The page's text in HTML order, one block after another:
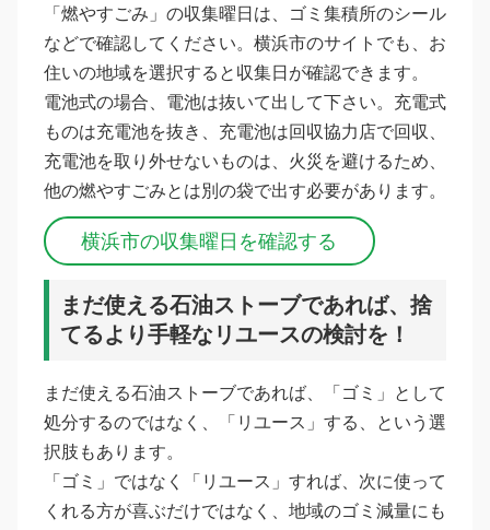
「燃やすごみ」の収集曜日は、ゴミ集積所のシール
などで確認してください。横浜市のサイトでも、お
住いの地域を選択すると収集日が確認できます。
電池式の場合、電池は抜いて出して下さい。充電式
ものは充電池を抜き、充電池は回収協力店で回収、
充電池を取り外せないものは、火災を避けるため、
他の燃やすごみとは別の袋で出す必要があります。
横浜市の収集曜日を確認する
まだ使える石油ストーブであれば、捨
てるより手軽なリユースの検討を！
まだ使える石油ストーブであれば、「ゴミ」として
処分するのではなく、「リユース」する、という選
択肢もあります。
「ゴミ」ではなく「リユース」すれば、次に使って
くれる方が喜ぶだけではなく、地域のゴミ減量にも